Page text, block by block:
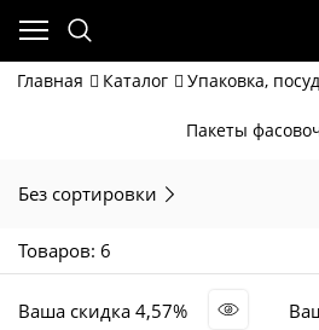
Главная Каталог Упаковка,
Пакеты
Без сортировки
Товаров: 6
Ваша скидка 4,57%